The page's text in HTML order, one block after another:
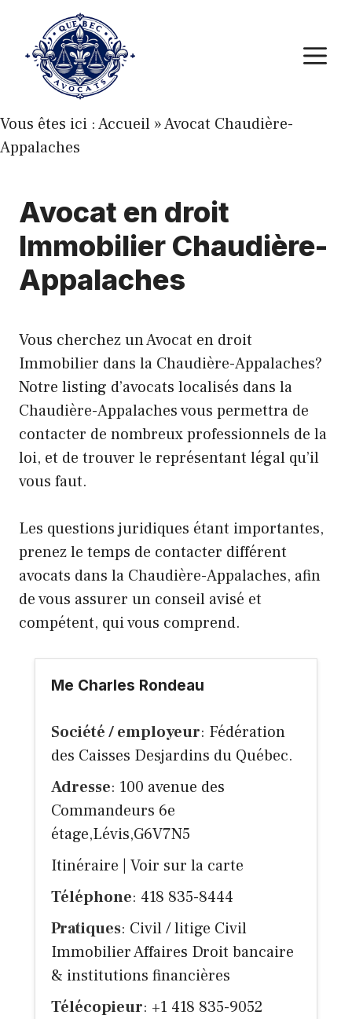
contenu
Vous êtes ici :Accueil »Avocat Chaudière-
Appalaches
Avocat en droit
Immobilier Chaudière-
Appalaches
Vous cherchez un Avocat en droit
Immobilier dans la Chaudière-Appalaches?
Notre listing d’avocats localisés dans la
Chaudière-Appalaches vous permettra de
contacter de nombreux professionnels de la
loi, et de trouver le représentant légal qu’il
vous faut.
Les questions juridiques étant importantes,
prenez le temps de contacter différent
avocats dans la Chaudière-Appalaches, afin
de vous assurer un conseil avisé et
compétent, qui vous comprend.
Me Charles Rondeau
Société / employeur: Fédération
des Caisses Desjardins du Québec.
Adresse: 100 avenue des
Commandeurs 6e
étage,Lévis,G6V7N5
Itinéraire
Voir sur la carte
Téléphone: 418 835-8444
Pratiques: Civil / litige Civil
Immobilier Affaires Droit bancaire
& institutions financières
Télécopieur: +1 418 835-9052